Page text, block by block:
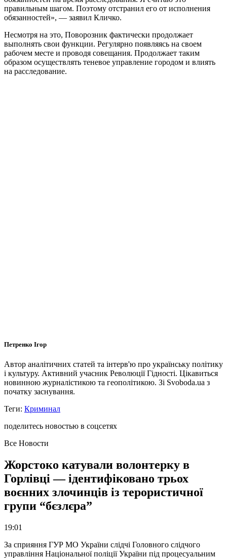
правильным шагом. Поэтому отстранил его от исполнения
обязанностей», — заявил Кличко.
Несмотря на это, Поворозник фактически продолжает
выполнять свои функции. Регулярно появляясь на своем
рабочем месте и проводя совещания. Продолжает таким
образом осуществлять теневое управление городом и влиять
на расследование.
Петренко Ігор
Автор аналітичних статей та інтерв'ю про українську політику
і культуру. Активний учасник Революції Гідності. Цікавиться
новинною журналістикою та геополітикою. Зі Svoboda.ua з
початку заснування.
Теги: Криминал
поделитесь новостью в соцсетях
Все Новости
Жорстоко катували волонтерку в
Горлівці — ідентифіковано трьох
воєнних злочинців із терористичної
групи “бєзлєра”
19:01
За сприяння ГУР МО України слідчі Головного слідчого
управління Національної поліції України під процесуальним